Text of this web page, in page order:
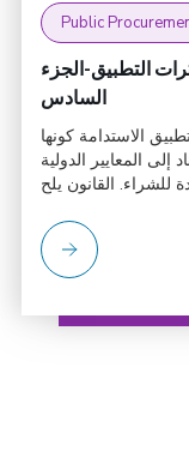
Public
التطبيق-الجزء
السادس
رقم 244 نافذة على تطبيق الاستدامة كونها
إلى المعايير الدولية